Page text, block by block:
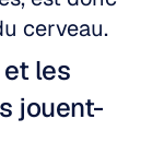
cerveau.
les
jouent-